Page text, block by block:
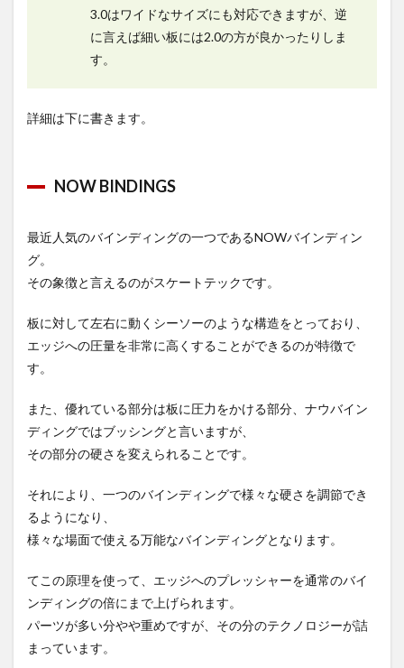
3.0はワイドなサイズにも対応できますが、逆
に言えば細い板には2.0の方が良かったりしま
す。
詳細は下に書きます。
NOW BINDINGS
最近人気のバインディングの一つであるNOWバインディン
グ。
その象徴と言えるのがスケートテックです。
板に対して左右に動くシーソーのような構造をとっており、
エッジへの圧量を非常に高くすることができるのが特徴で
す。
また、優れている部分は板に圧力をかける部分、ナウバイン
ディングではブッシングと言いますが、
その部分の硬さを変えられることです。
それにより、一つのバインディングで様々な硬さを調節でき
るようになり、
様々な場面で使える万能なバインディングとなります。
てこの原理を使って、エッジへのプレッシャーを通常のバイ
ンディングの倍にまで上げられます。
パーツが多い分やや重めですが、その分のテクノロジーが詰
まっています。